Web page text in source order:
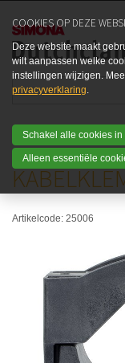
Home Producten
Artikelcode: 25006
COOKIES OP DEZE
Deze website maakt
wilt aanpassen welke
instellingen wijzigen.
privacyverklaring.
Schakel alle cookies in
Alleen essentiële